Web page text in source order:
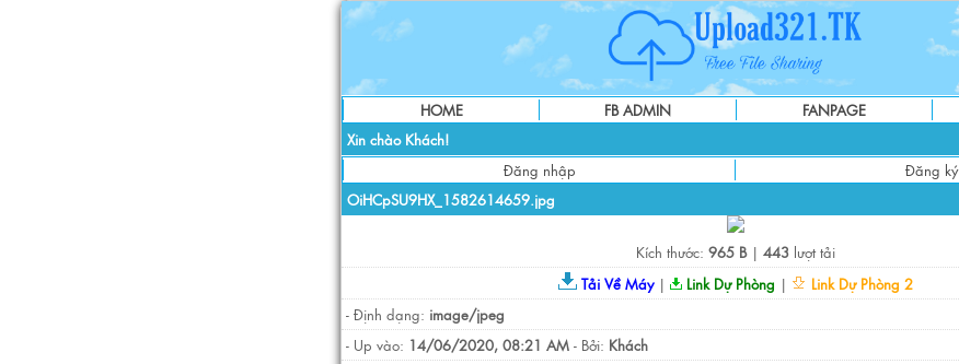
HOME FB ADMIN FANPAGE
Xin chào Khách!
Đăng nhập
Đăng ký
OiHCpSU9HX_1582614659.jpg
Kích thước: 965 B| 443 lượt tải
Tải Về Máy| Link Dự Phòng |
Link Dự Phòng 2
- Định dạng: image/jpeg
- Up vào: 14/06/2020, 08:21 AM - Bởi: Khách